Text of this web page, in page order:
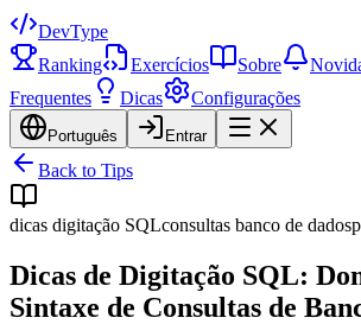
DevType
Ranking
Exercícios Sobre
Frequentes
Dicas Configurações
Português Entrar
Back to Tips
dicas digitação SQLconsultas banco de dados
Dicas de Digitação SQL:
Sintaxe de Consultas de